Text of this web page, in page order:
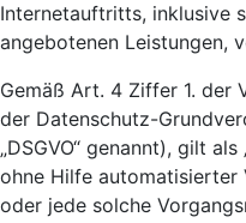
Internetauftritts, inklusive
angebotenen Leistungen,
Gemäß Art. 4 Ziffer 1. der
der Datenschutz-
„DSGVO“ genannt), gilt
ohne Hilfe automatisierter
oder jede solche